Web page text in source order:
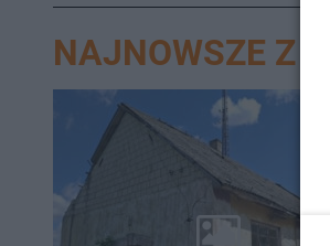
NAJNOWSZE Z